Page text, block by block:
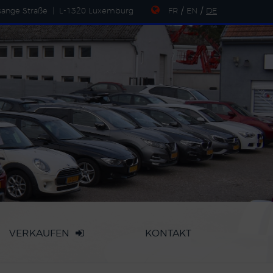
Straße L-1320 Luxemburg FR / EN / DE
VERKAUFEN KONTAKT